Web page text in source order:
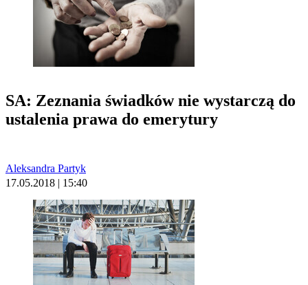
SA: Zeznania świadków nie wystarczą do
ustalenia prawa do emerytury
Aleksandra Partyk
17.05.2018 | 15:40